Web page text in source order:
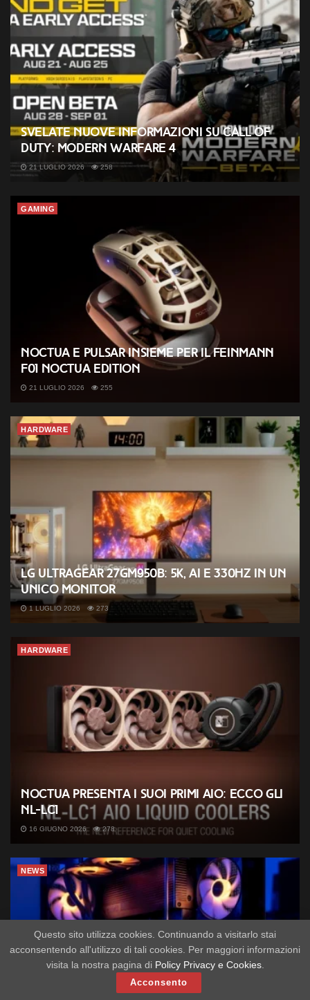
Svelate nuove informazioni su Call of
Duty: Modern Warfare 4
21 LUGLIO 2026 258
GAMING
Noctua e Pulsar insieme per il Feinmann
F01 Noctua Edition
21 LUGLIO 2026 255
HARDWARE
LG UltraGear 27GM950B: 5K, AI e 330Hz in un
unico monitor
1 LUGLIO 2026 273
HARDWARE
Noctua presenta i suoi primi AIO: ecco gli
NL-LC1
16 GIUGNO 2026 278
NEWS
Questo sito utilizza cookies. Continuando a visitarlo stai
acconsentendo all'utilizzo di tali cookies. Per maggiori informazioni
visita la nostra pagina di Policy Privacy e Cookies.
Acconsento